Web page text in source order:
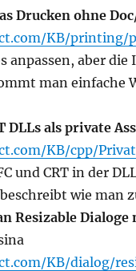
Drucken ohne
KB/printing/
anpassen, aber
man einfache
DLLs als private
KB/cpp/
und CRT in der
wie man
Resizable
KB/dialog/